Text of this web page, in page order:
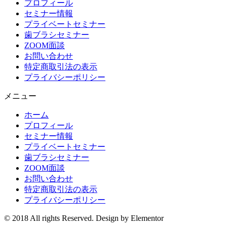
プロフィール
セミナー情報
プライベートセミナー
歯ブラシセミナー
ZOOM面談
お問い合わせ
特定商取引法の表示
プライバシーポリシー
メニュー
ホーム
プロフィール
セミナー情報
プライベートセミナー
歯ブラシセミナー
ZOOM面談
お問い合わせ
特定商取引法の表示
プライバシーポリシー
© 2018 All rights Reserved. Design by Elementor